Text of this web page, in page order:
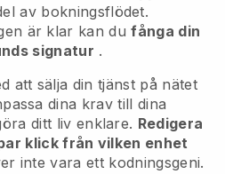
av bokningsflödet.
är klar kan dufånga din
signatur .
att sälja din tjänst på nätet
dina krav till dina
ditt liv enklare. Redigera
klick från vilken enhet
inte vara ett kodningsgeni.